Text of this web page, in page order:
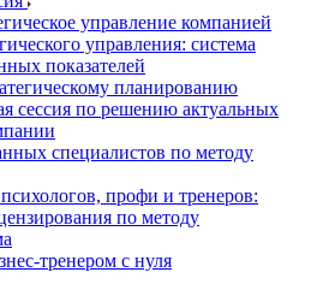
управление компанией
управления: система
показателей
планированию
сессия по решению актуальных
специалистов по методу
профи и тренеров:
по методу
тренером с нуля